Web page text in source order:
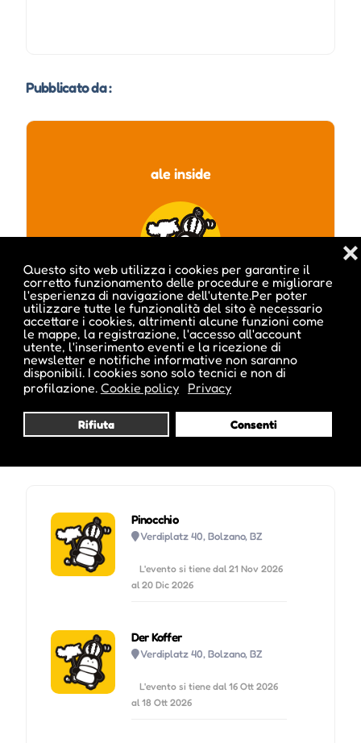
Questo sito web utilizza i cookies per garantire il
corretto funzionamento delle procedure e migliorare
l'esperienza di navigazione dell'utente.Per poter
utilizzare tutte le funzionalità del sito è necessario
accettare i cookies, altrimenti alcune funzioni come
le mappe, la registrazione, l'accesso all'account
utente, l'inserimento eventi e la ricezione di
newsletter e notifiche informative non saranno
disponibili. I cookies sono solo tecnici e non di
profilazione. Cookie policy Privacy
Rifiuta Consenti
❌
Pubblicato da :
ale inside
Visita profilo
Pinocchio
Verdiplatz 40, Bolzano, BZ
L'evento si tiene dal 21 Nov 2026
al 20 Dic 2026
Der Koffer
Verdiplatz 40, Bolzano, BZ
L'evento si tiene dal 16 Ott 2026
al 18 Ott 2026